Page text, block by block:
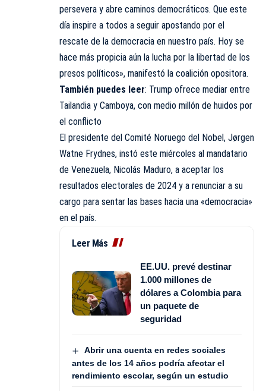
persevera y abre caminos democráticos. Que este
día inspire a todos a seguir apostando por el
rescate de la democracia en nuestro país. Hoy se
hace más propicia aún la lucha por la libertad de los
presos políticos», manifestó la coalición opositora.
También puedes leer: Trump ofrece mediar entre
Tailandia y Camboya, con medio millón de huidos por
el conflicto
El presidente del Comité Noruego del Nobel, Jørgen
Watne Frydnes, instó este miércoles al mandatario
de Venezuela, Nicolás Maduro, a aceptar los
resultados electorales de 2024 y a renunciar a su
cargo para sentar las bases hacia una «democracia»
en el país.
Leer Más
EE.UU. prevé destinar
1.000 millones de
dólares a Colombia para
un paquete de
seguridad
Abrir una cuenta en redes sociales
antes de los 14 años podría afectar el
rendimiento escolar, según un estudio